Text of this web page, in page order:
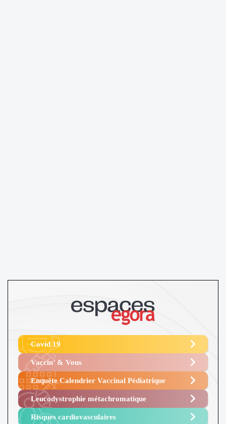
Covid 19
Vaccin’ & Vous
Enquête Calendrier Vaccinal Pédiatrique
Leucodystrophie métachromatique
Risques cardiovasculaires